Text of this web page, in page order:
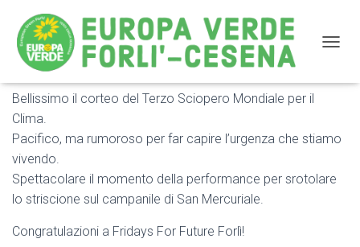
Bellissimo il corteo del Terzo Sciopero Mondiale per il
Bellissimo il corteo del Terzo Sciopero Mondiale per il
Clima.
Pacifico, ma rumoroso per far capire l’urgenza che stiamo
vivendo.
Spettacolare il momento della performance per srotolare
lo striscione sul campanile di San Mercuriale.
Congratulazioni a Fridays For Future Forlì!